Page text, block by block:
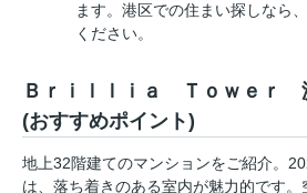
ます。港区での住まい探しなら
ください。
Ｂｒｉｌｌｉａ Ｔｏｗｅｒ
(おすすめポイント)
地上32階建てのマンションをご紹介。
は、落ち着きのある室内が魅力的です